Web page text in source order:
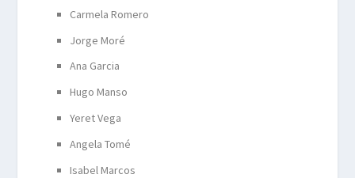
Carmela Romero
Jorge Moré
Ana Garcia
Hugo Manso
Yeret Vega
Angela Tomé
Isabel Marcos